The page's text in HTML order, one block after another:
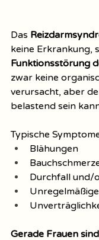
Das
keine Erkrankung,
Funktionsstörung
zwar keine
verursacht, aber
belastend sein
Typische
Blähungen
Durchfall und/
Gerade Frauen